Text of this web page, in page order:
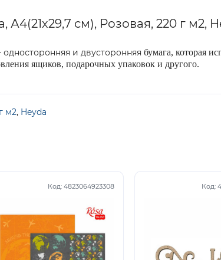
см), Розовая, 220 г м2,
односторонняя и двусторонняя бумага, которая
ящиков, подарочных упаковок и другого.
м2, Heyda
Код: 4823064923308 Код: